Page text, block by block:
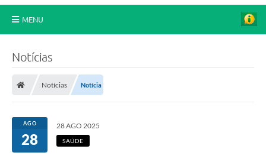
MENU
Transparência
Câmara Municipal
Notícias
Notícias Notícia
AGO
28
28 AGO 2025
SAÚDE